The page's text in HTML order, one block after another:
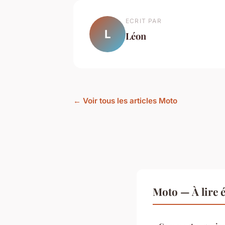
L
ECRIT PAR
Léon
← Voir tous les articles Moto
Moto — À lire